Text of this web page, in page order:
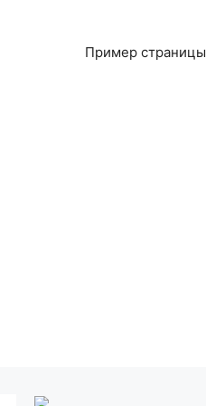
Пример страницы